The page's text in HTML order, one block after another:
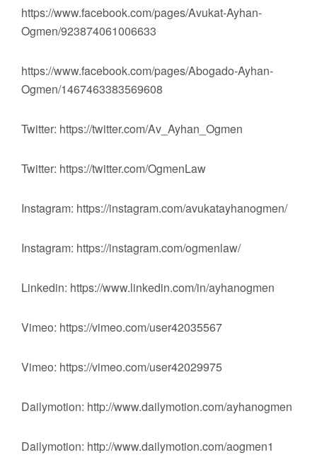
https://www.facebook.com/pages/Avukat-Ayhan-
Ogmen/923874061006633
https://www.facebook.com/pages/Abogado-Ayhan-
Ogmen/1467463383569608
Twitter: https://twitter.com/Av_Ayhan_Ogmen
Twitter: https://twitter.com/OgmenLaw
Instagram: https://instagram.com/avukatayhanogmen/
Instagram: https://instagram.com/ogmenlaw/
Linkedin: https://www.linkedin.com/in/ayhanogmen
Vimeo: https://vimeo.com/user42035567
Vimeo: https://vimeo.com/user42029975
Dailymotion: http://www.dailymotion.com/ayhanogmen
Dailymotion: http://www.dailymotion.com/aogmen1